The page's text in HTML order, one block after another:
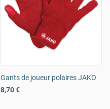
Gants de joueur polaires JAKO
8,70 €